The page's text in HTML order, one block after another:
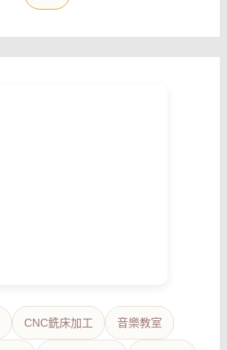
CNC銑床加工 音樂教室